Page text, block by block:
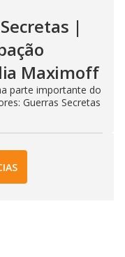
|
Maximoff
parte importante do
Guerras Secretas